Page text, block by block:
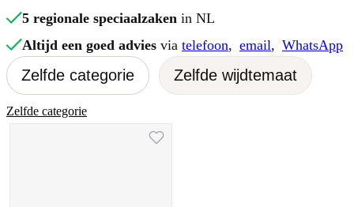
5 regionale speciaalzaken in NL
Altijd een goed advies via telefoon, email, WhatsApp
Zelfde categorie Zelfde wijdtemaat
Zelfde categorie